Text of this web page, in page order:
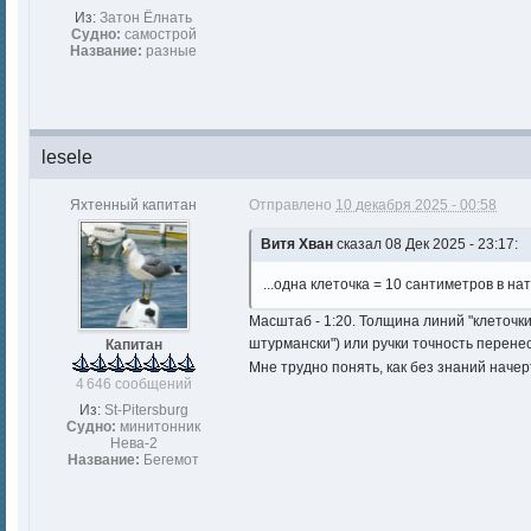
Из: Затон Ёлнать
Судно: самострой
Название: разные
lesele
Яхтенный капитан
Капитан
4 646 сообщений
Из: St-Pitersburg
Судно: минитонник
Нева-2
Название: Бегемот
Отправлено 10 декабря 2025 - 00:58
Витя Хван сказал 08 Дек 2025 - 23:17:
...одна клеточка = 10 сантиметров в
Масштаб - 1:20. Толщина линий
штурмански") или ручки точность
Мне трудно понять, как без знаний